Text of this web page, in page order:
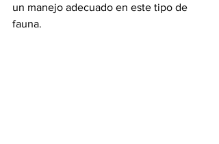
un manejo adecuado en este tipo de
fauna.